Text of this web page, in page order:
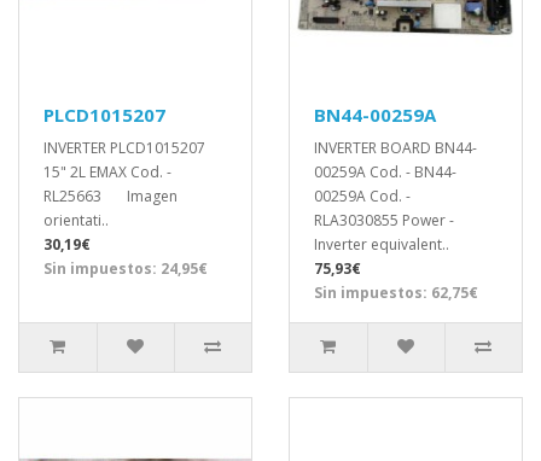
PLCD1015207
INVERTER PLCD1015207
15" 2L EMAX Cod. -
RL25663 Imagen
orientati..
30,19€
Sin impuestos: 24,95€
BN44-00259A
INVERTER BOARD BN44-
00259A Cod. - BN44-
00259A Cod. -
RLA3030855 Power -
Inverter equivalent..
75,93€
Sin impuestos: 62,75€